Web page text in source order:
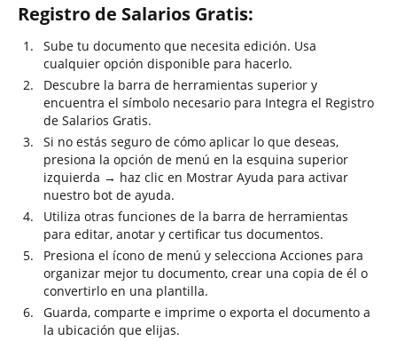
Registro de Salarios Gratis:
Sube tu documento que necesita edición. Usa
cualquier opción disponible para hacerlo.
Descubre la barra de herramientas superior y
encuentra el símbolo necesario para Integra el Registro
de Salarios Gratis.
Si no estás seguro de cómo aplicar lo que deseas,
presiona la opción de menú en la esquina superior
izquierda → haz clic en Mostrar Ayuda para activar
nuestro bot de ayuda.
Utiliza otras funciones de la barra de herramientas
para editar, anotar y certificar tus documentos.
Presiona el ícono de menú y selecciona Acciones para
organizar mejor tu documento, crear una copia de él o
convertirlo en una plantilla.
Guarda, comparte e imprime o exporta el documento a
la ubicación que elijas.